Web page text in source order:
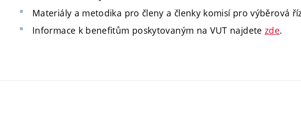
Materiály a metodika pro členy a členky komisí pro výběrová
Informace k benefitům poskytovaným na VUT najdete zde.